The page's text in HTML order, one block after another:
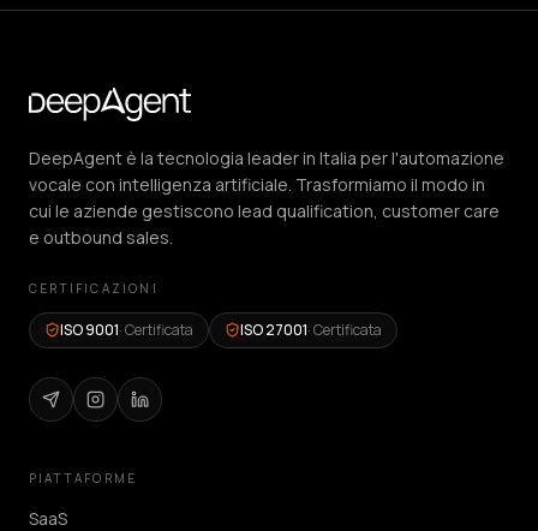
DeepAgent è la tecnologia leader in Italia per l'automazione
vocale con intelligenza artificiale. Trasformiamo il modo in
cui le aziende gestiscono lead qualification, customer care
e outbound sales.
CERTIFICAZIONI
ISO 9001·Certificata ISO 27001·Certificata
PIATTAFORME
SaaS